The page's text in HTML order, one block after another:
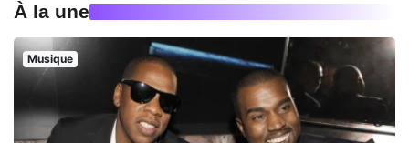
À la une
Musique